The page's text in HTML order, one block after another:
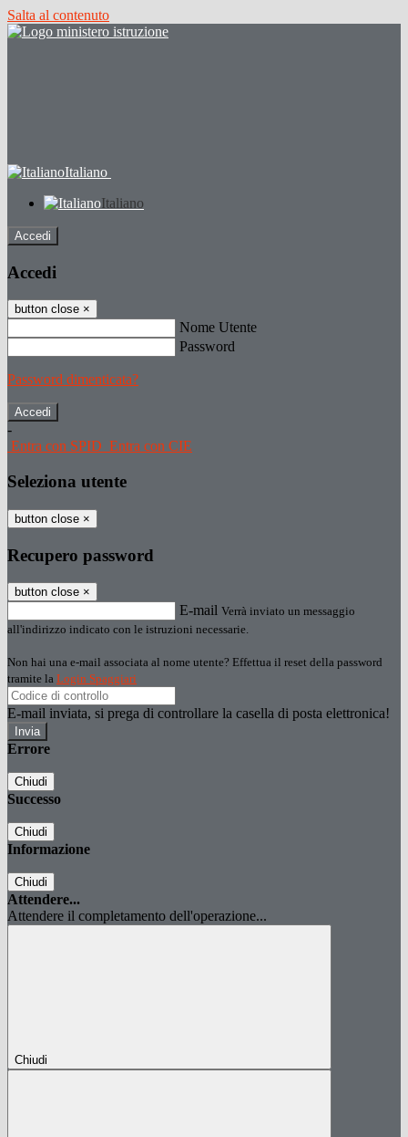
Salta al contenuto
Italiano
Italiano
Accedi
Accedi
button close ×
Nome Utente
Password
Password dimenticata?
-
Entra con SPID Entra con CIE
Seleziona utente
button close ×
Recupero password
button close ×
E-mail Verrà inviato un messaggio
all'indirizzo indicato con le istruzioni necessarie.
Non hai una e-mail associata al nome utente? Effettua il reset della password
tramite la Login Spaggiari
E-mail inviata, si prega di controllare la casella di posta elettronica!
Errore
Chiudi
Successo
Chiudi
Informazione
Chiudi
Attendere...
Attendere il completamento dell'operazione...
Chiudi